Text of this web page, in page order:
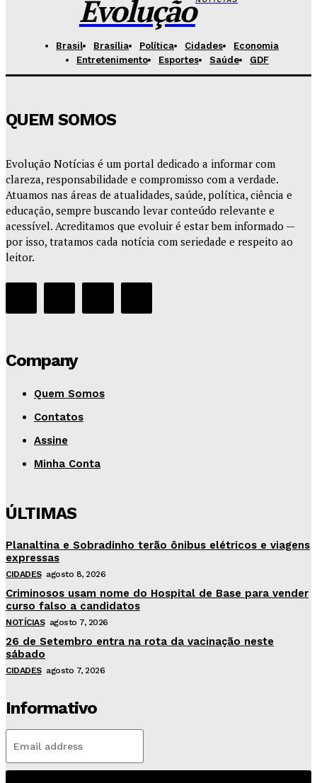
Evolução
Brasil Brasília Política Cidades
Economia
Entretenimento
Esportes Saúde GDF
QUEM SOMOS
Evolução Notícias é um portal dedicado a informar com
clareza, responsabilidade e compromisso com a verdade.
Atuamos nas áreas de atualidades, saúde, política, ciência e
educação, sempre buscando levar conteúdo relevante e
acessível. Acreditamos que evoluir é estar bem informado —
por isso, tratamos cada notícia com seriedade e respeito ao
leitor.
Company
Quem Somos
Contatos
Assine
Minha Conta
ÚLTIMAS
Planaltina e Sobradinho terão ônibus elétricos e viagens
expressas
CIDADES agosto 8, 2026
Criminosos usam nome do Hospital de Base para vender
curso falso a candidatos
NOTÍCIAS agosto 7, 2026
26 de Setembro entra na rota da vacinação neste
sábado
CIDADES agosto 7, 2026
Informativo